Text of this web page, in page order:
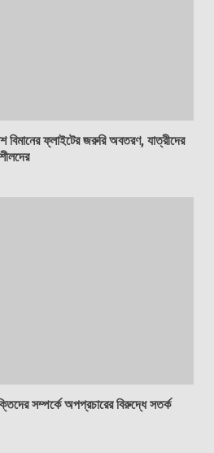
বিমানের ফ্লাইটের জরুরি অবতরণ, যাত্রীদের
সম্পর্কে অপপ্রচারের বিরুদ্ধে সতর্ক